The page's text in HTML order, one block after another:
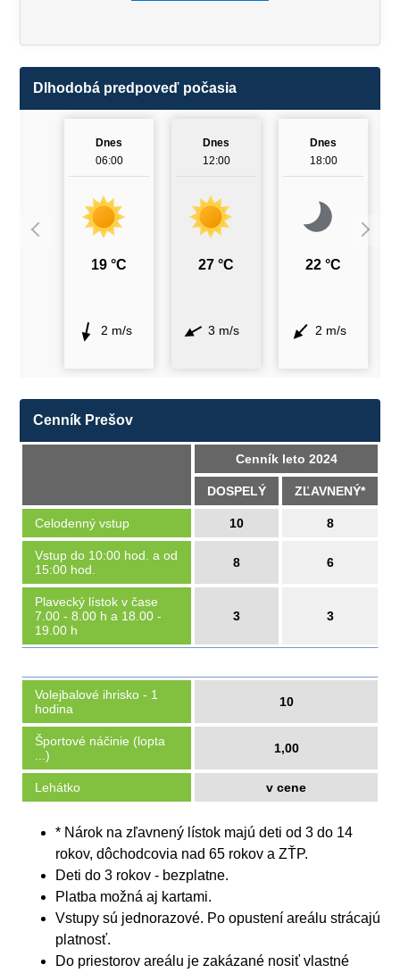
Dlhodobá predpoveď počasia
Dnes
06:00
19 °C
2 m/s
Dnes
12:00
27 °C
3 m/s
Dnes
18:00
22 °C
2 m/s
Cenník Prešov
Cenník leto 2024
DOSPELÝ ZĽAVNENÝ*
Celodenný vstup 10 8
Vstup do 10:00 hod. a od
15:00 hod.
8 6
Plavecký lístok v čase
7.00 - 8.00 h a 18.00 -
19.00 h
3 3
Volejbalové ihrisko - 1
hodina
10
Športové náčinie (lopta
...)
1,00
Lehátko v cene
* Nárok na zľavnený lístok majú deti od 3 do 14
rokov, dôchodcovia nad 65 rokov a ZŤP.
Deti do 3 rokov - bezplatne.
Platba možná aj kartami.
Vstupy sú jednorazové. Po opustení areálu strácajú
platnosť.
Do priestorov areálu je zakázané nosiť vlastné